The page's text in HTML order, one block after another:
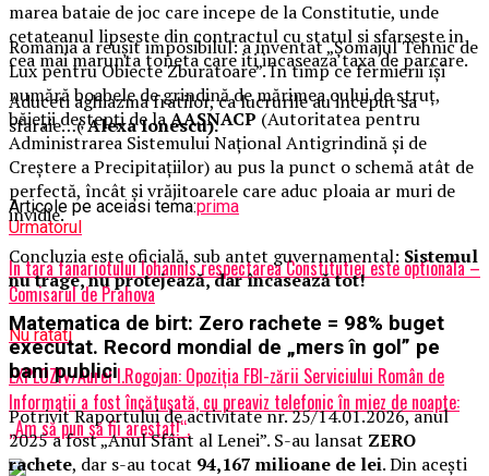
marea bataie de joc care incepe de la Constitutie, unde
cetateanul lipseste din contractul cu statul si sfarseste in
cea mai marunta toneta care iti incaseaza taxa de parcare.
Aduceti aghiazma fratilor, ca lucrurile au inceput sa
sfaraie…(Alexa Ionescu).
Articole pe aceiasi tema:prima
Urmatorul
In tara fanariotului Iohannis respectarea Constitutiei este optionala –
Comisarul de Prahova
Nu ratati
EXPLOZIV/Aurel I.Rogojan: Opoziția FBI-zării Serviciului Român de
Informații a fost încătușată, cu preaviz telefonic în miez de noapte:
„Am să pun să fii arestat!“.
România a reușit imposibilul: a inventat „Șomajul Tehnic de
Lux pentru Obiecte Zburătoare”. În timp ce fermierii își
numără boabele de grindină de mărimea oului de struț,
băieții deștepți de laAASNACP (Autoritatea pentru
Administrarea Sistemului Național Antigrindină și de
Creștere a Precipitațiilor) au pus la punct o schemă atât de
perfectă, încât și vrăjitoarele care aduc ploaia ar muri de
invidie.
Concluzia este oficială, sub antet guvernamental: Sistemul
nu trage, nu protejează, dar încasează tot!
Matematica de birt: Zero rachete = 98% buget
executat. Record mondial de „mers în gol” pe
bani publici
Potrivit Raportului de activitate nr. 25/14.01.2026, anul
2025 a fost „Anul Sfânt al Lenei”. S-au lansat ZERO
rachete, dar s-au tocat 94,167 milioane de lei. Din acești